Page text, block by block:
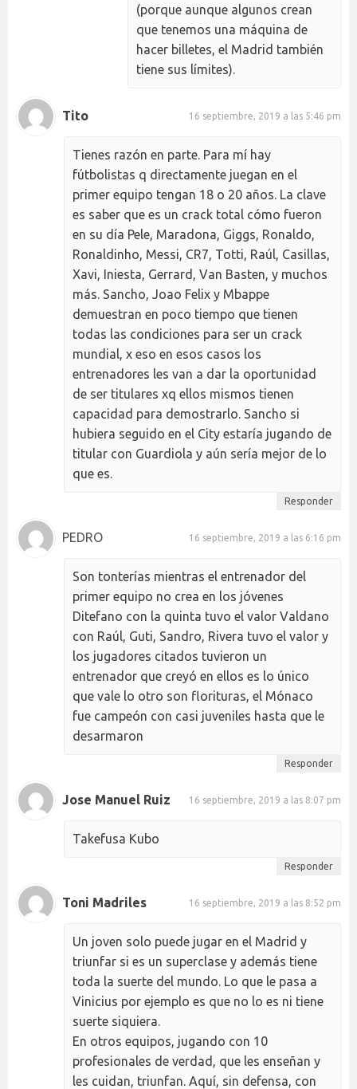
(porque aunque algunos crean
que tenemos una máquina de
hacer billetes, el Madrid también
tiene sus límites).
Tito 16 septiembre, 2019 a las 5:46 pm
Tienes razón en parte. Para mí hay
fútbolistas q directamente juegan en el
primer equipo tengan 18 o 20 años. La clave
es saber que es un crack total cómo fueron
en su día Pele, Maradona, Giggs, Ronaldo,
Ronaldinho, Messi, CR7, Totti, Raúl, Casillas,
Xavi, Iniesta, Gerrard, Van Basten, y muchos
más. Sancho, Joao Felix y Mbappe
demuestran en poco tiempo que tienen
todas las condiciones para ser un crack
mundial, x eso en esos casos los
entrenadores les van a dar la oportunidad
de ser titulares xq ellos mismos tienen
capacidad para demostrarlo. Sancho si
hubiera seguido en el City estaría jugando de
titular con Guardiola y aún sería mejor de lo
que es.
Responder
PEDRO 16 septiembre, 2019 a las 6:16 pm
Son tonterías mientras el entrenador del
primer equipo no crea en los jóvenes
Ditefano con la quinta tuvo el valor Valdano
con Raúl, Guti, Sandro, Rivera tuvo el valor y
los jugadores citados tuvieron un
entrenador que creyó en ellos es lo único
que vale lo otro son florituras, el Mónaco
fue campeón con casi juveniles hasta que le
desarmaron
Responder
Jose Manuel Ruiz 16 septiembre, 2019 a las 8:07 pm
Takefusa Kubo
Responder
Toni Madriles 16 septiembre, 2019 a las 8:52 pm
Un joven solo puede jugar en el Madrid y
triunfar si es un superclase y además tiene
toda la suerte del mundo. Lo que le pasa a
Vinicius por ejemplo es que no lo es ni tiene
suerte siquiera.
En otros equipos, jugando con 10
profesionales de verdad, que les enseñan y
les cuidan, triunfan. Aquí, sin defensa, con